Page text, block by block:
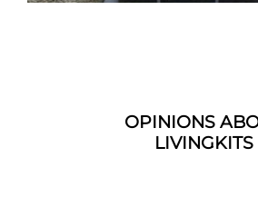
OPINIONS
LIVINGKITS